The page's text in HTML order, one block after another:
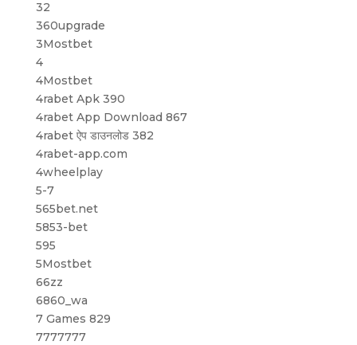
32
360upgrade
3Mostbet
4
4Mostbet
4rabet Apk 390
4rabet App Download 867
4rabet ऐप डाउनलोड 382
4rabet-app.com
4wheelplay
5-7
565bet.net
5853-bet
595
5Mostbet
66zz
6860_wa
7 Games 829
7777777